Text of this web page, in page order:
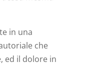
in una
che
ed il dolore in